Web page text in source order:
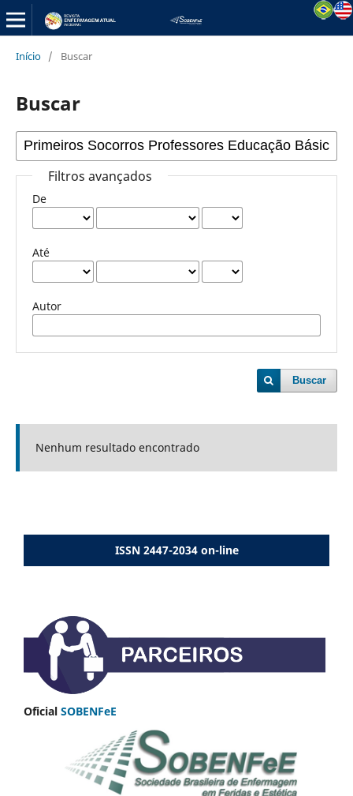
Início / Buscar
Buscar
Filtros avançados
De
Até
Autor
Buscar
Nenhum resultado encontrado
ISSN 2447-2034 on-line
Oficial SOBENFeE